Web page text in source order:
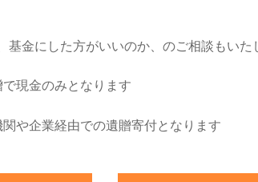
金にした方がいいのか、のご相談もいた
現金のみとなります
や企業経由での遺贈寄付となります